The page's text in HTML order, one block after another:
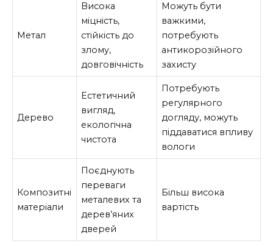
Метал
Висока
міцність,
стійкість до
злому,
довговічність
Можуть бути
важкими,
потребують
антикорозійного
захисту
Дерево
Естетичний
вигляд,
екологічна
чистота
Потребують
регулярного
догляду, можуть
піддаватися впливу
вологи
Композитні
матеріали
Поєднують
переваги
металевих та
дерев’яних
дверей
Більш висока
вартість